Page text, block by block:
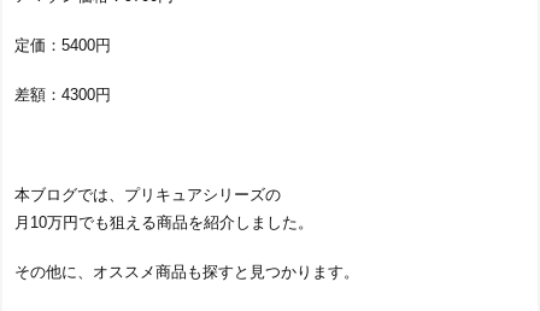
定価：5400円
差額：4300円
本ブログでは、プリキュアシリーズの
月10万円でも狙える商品を紹介しました。
その他に、オススメ商品も探すと見つかります。